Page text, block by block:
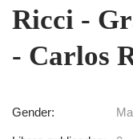
Ricci -
- Carlos
Gender: